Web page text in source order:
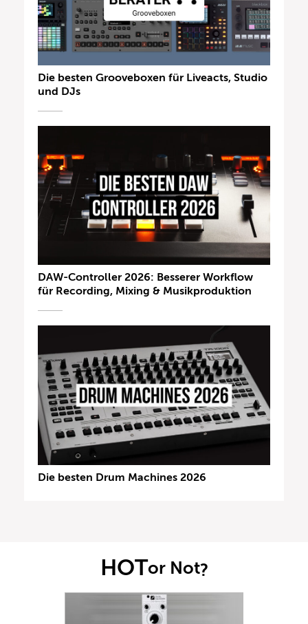
Die besten Grooveboxen für Liveacts, Studio
und DJs
DAW-Controller 2026: Besserer Workflow
für Recording, Mixing & Musikproduktion
Die besten Drum Machines 2026
HOTor Not?